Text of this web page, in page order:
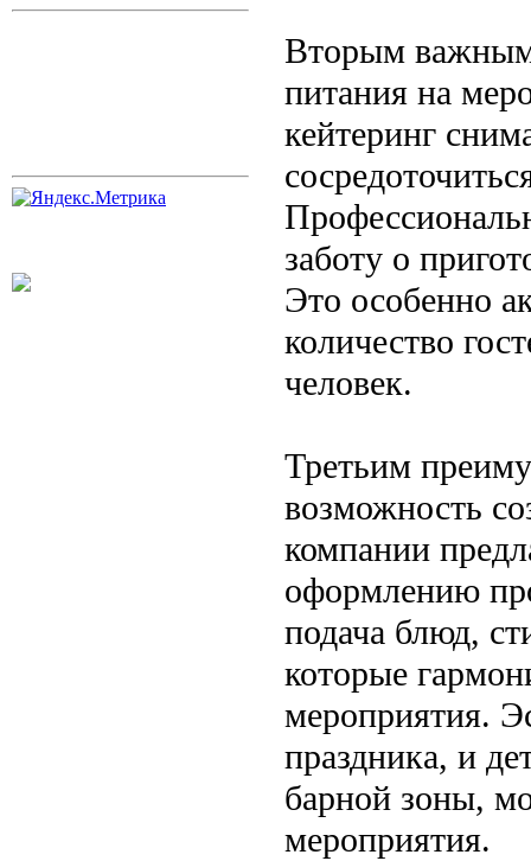
Вторым важным
питания на
кейтеринг
заботу о
Это особенно
количество
человек.
Третьим
возможность
компании
оформлению
подача блюд,
которые
мероприятия.
праздника, и
барной зоны,
мероприятия.